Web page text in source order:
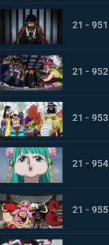
21 - 951
21 - 952
21 - 953
21 - 954
21 - 955